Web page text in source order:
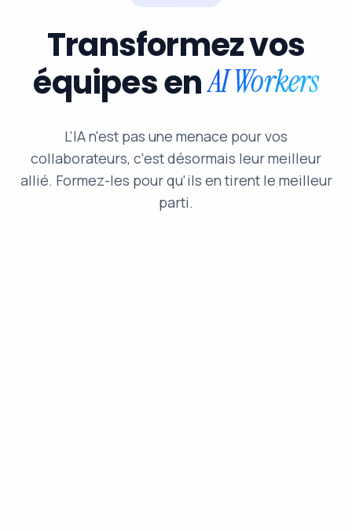
Transformez vos
équipes enAI Workers
L'IA n'est pas une menace pour vos
collaborateurs, c'est désormais leur meilleur
allié. Formez-les pour qu'ils en tirent le meilleur
parti.